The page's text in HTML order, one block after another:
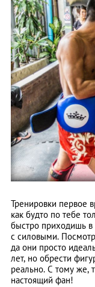
Тренировки первое
как будто по тебе
быстро приходишь
с силовыми.
да они просто
лет, но обрести
реально. С тому же,
настоящий фан!